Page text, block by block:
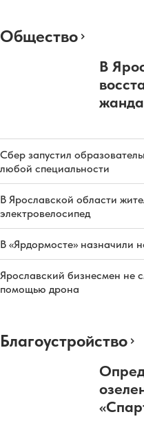
Общество
В
Сбер запустил
любой специальности
В Ярославской области
электровелосипед
В «Ярдормосте» назначили
Ярославский бизнесмен не
помощью дрона
Благоустройство